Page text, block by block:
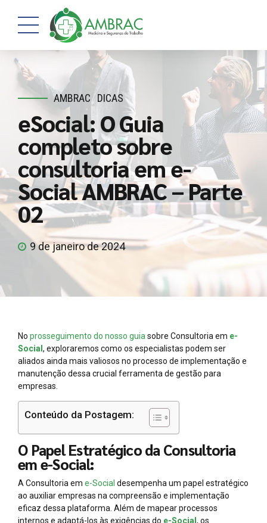
AMBRAC DICAS
eSocial: O Guia
completo sobre
consultoria em e-
Social AMBRAC – Parte
02
9 de janeiro de 2024
No prosseguimento do nosso guia sobre Consultoria em e-
Social , exploraremos como os especialistas podem ser
aliados ainda mais valiosos no processo de implementação e
manutenção dessa crucial ferramenta de gestão para
empresas.
Conteúdo da Postagem:
O Papel Estratégico da Consultoria
em e-Social:
A Consultoria em e-Social desempenha um papel estratégico
ao auxiliar empresas na compreensão e implementação
eficaz dessa plataforma. Além de mapear processos
internos e adaptá-los às exigências do e-Social , os